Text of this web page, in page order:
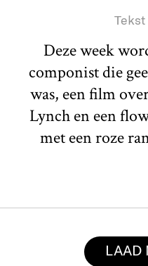
Tekst
Deze week
componist die
was, een film
Lynch en een
met een roze
LAAD